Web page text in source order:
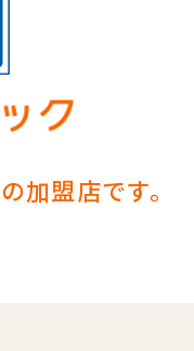
の加盟店です。